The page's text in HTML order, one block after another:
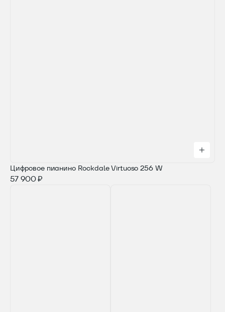
Цифровое пианино Rockdale Virtuoso 256 W
57 900 ₽